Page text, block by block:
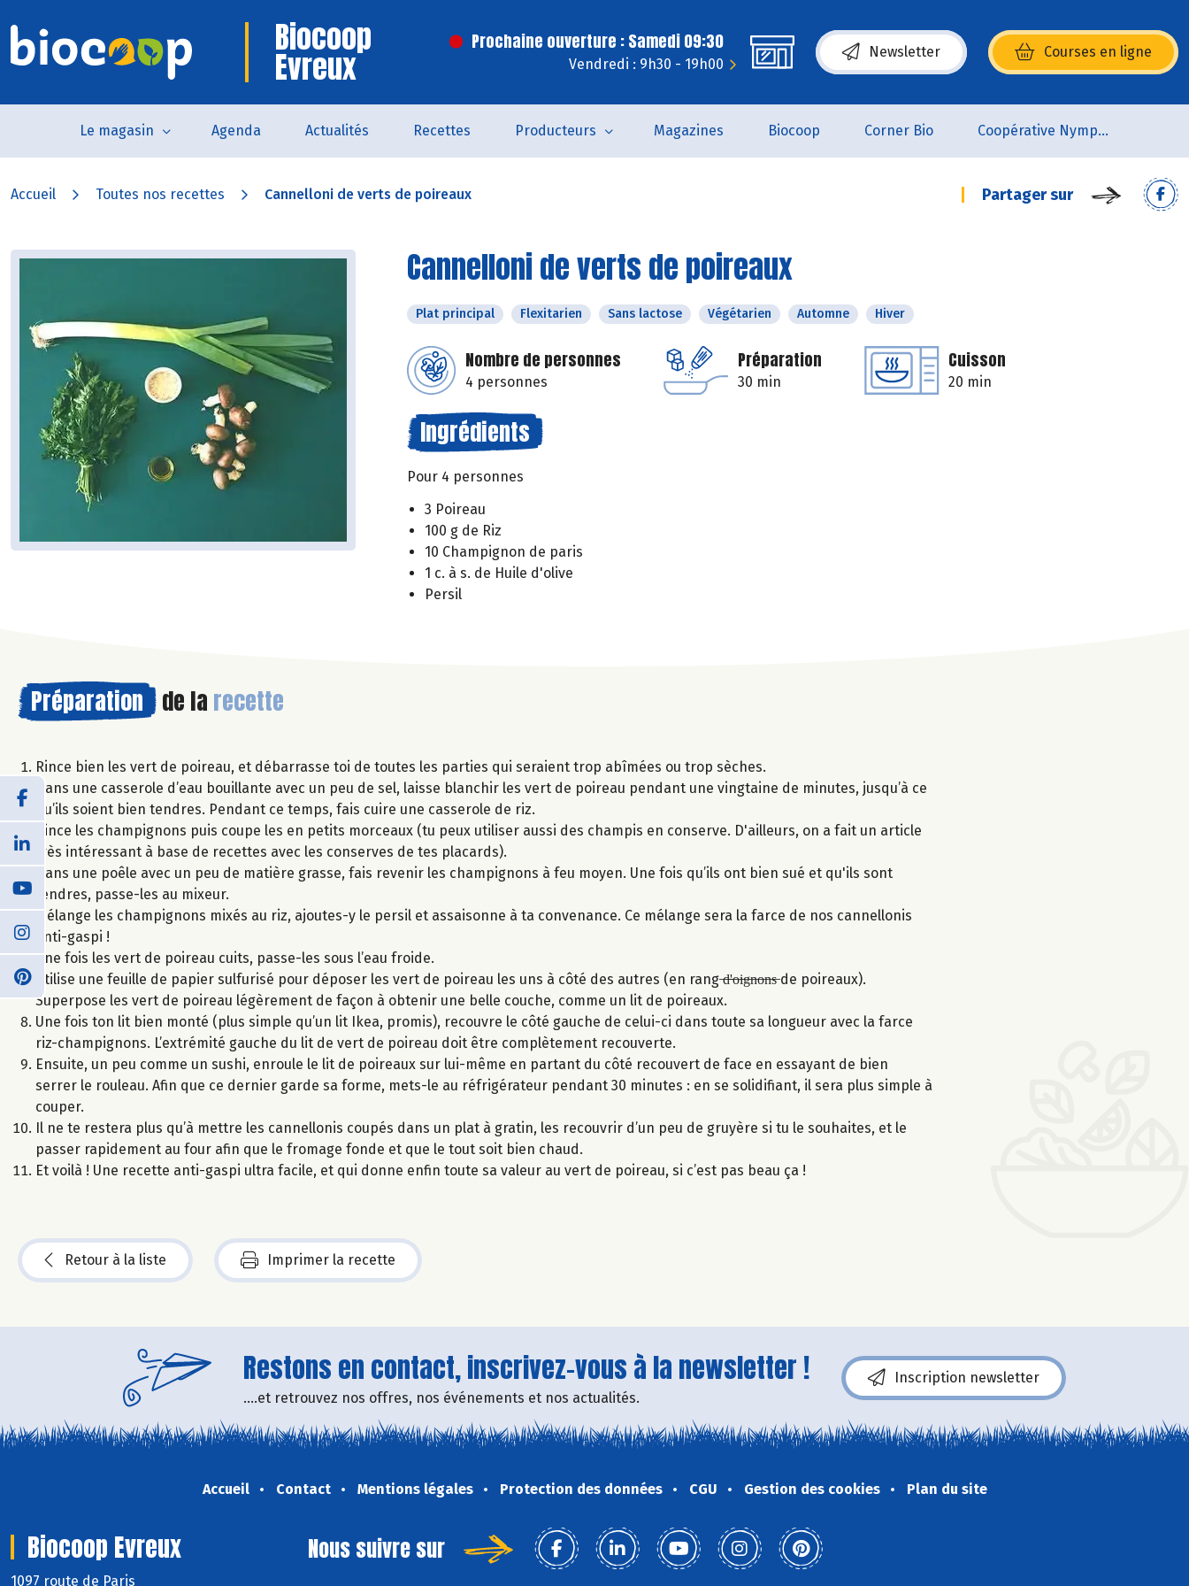
Biocoop
Evreux
Prochaine ouverture : Samedi 09:30
Vendredi : 9h30 - 19h00
Newsletter Courses en ligne
(s’ouvre dans une nouvelle fenêtre)
Le magasin Agenda Actualités Recettes Producteurs Magazines Biocoop Corner Bio Coopérative Nymphéa
Accueil Toutes nos recettes Cannelloni de verts de poireaux Partager sur
Cannelloni de verts de poireaux
Plat principal Flexitarien Sans lactose Végétarien Automne Hiver
Nombre de personnes
4 personnes
Préparation
30 min
Cuisson
20 min
Ingrédients
Pour 4 personnes
3 Poireau
100 g de Riz
10 Champignon de paris
1 c. à s. de Huile d'olive
Persil
Préparation de la recette
Rince bien les vert de poireau, et débarrasse toi de toutes les parties qui seraient trop abîmées ou trop sèches.
Dans une casserole d’eau bouillante avec un peu de sel, laisse blanchir les vert de poireau pendant une vingtaine de minutes, jusqu’à ce
qu’ils soient bien tendres. Pendant ce temps, fais cuire une casserole de riz.
Rince les champignons puis coupe les en petits morceaux (tu peux utiliser aussi des champis en conserve. D'ailleurs, on a fait un article
très intéressant à base de recettes avec les conserves de tes placards).
Dans une poêle avec un peu de matière grasse, fais revenir les champignons à feu moyen. Une fois qu’ils ont bien sué et qu'ils sont
tendres, passe-les au mixeur.
Mélange les champignons mixés au riz, ajoutes-y le persil et assaisonne à ta convenance. Ce mélange sera la farce de nos cannellonis
anti-gaspi !
Une fois les vert de poireau cuits, passe-les sous l’eau froide.
Utilise une feuille de papier sulfurisé pour déposer les vert de poireau les uns à côté des autres (en rang ̶d̶'̶o̶i̶g̶n̶o̶n̶s̶ de poireaux).
Superpose les vert de poireau légèrement de façon à obtenir une belle couche, comme un lit de poireaux.
Une fois ton lit bien monté (plus simple qu’un lit Ikea, promis), recouvre le côté gauche de celui-ci dans toute sa longueur avec la farce
riz-champignons. L’extrémité gauche du lit de vert de poireau doit être complètement recouverte.
Ensuite, un peu comme un sushi, enroule le lit de poireaux sur lui-même en partant du côté recouvert de face en essayant de bien
serrer le rouleau. Afin que ce dernier garde sa forme, mets-le au réfrigérateur pendant 30 minutes : en se solidifiant, il sera plus simple à
couper.
Il ne te restera plus qu’à mettre les cannellonis coupés dans un plat à gratin, les recouvrir d’un peu de gruyère si tu le souhaites, et le
passer rapidement au four afin que le fromage fonde et que le tout soit bien chaud.
Et voilà ! Une recette anti-gaspi ultra facile, et qui donne enfin toute sa valeur au vert de poireau, si c’est pas beau ça !
Retour à la liste Imprimer la recette
Restons en contact, inscrivez-vous à la newsletter !
....et retrouvez nos offres, nos événements et nos actualités.
Inscription newsletter
Accueil Contact Mentions légales Protection des données CGU Gestion des cookies Plan du site
Biocoop Evreux
1097 route de Paris
Nous suivre sur